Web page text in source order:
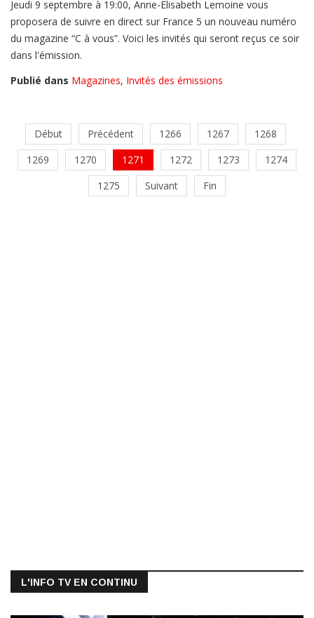
Jeudi 9 septembre à 19:00, Anne-Elisabeth Lemoine vous
proposera de suivre en direct sur France 5 un nouveau numéro
du magazine “C à vous”. Voici les invités qui seront reçus ce soir
dans l'émission.
Publié dans Magazines, Invités des émissions
Début Précédent 1266 1267
1268
1269
1270 1271 1272 1273
1274
1275
Suivant Fin
L'INFO TV EN CONTINU